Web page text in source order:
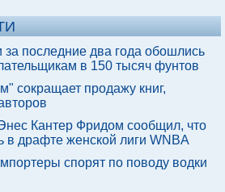
за последние два года обошлись
в 150 тысяч фунтов
сокращает продажу книг,
Кантер Фридом сообщил, что
в драфте женской лиги WNBA
спорят по поводу водки